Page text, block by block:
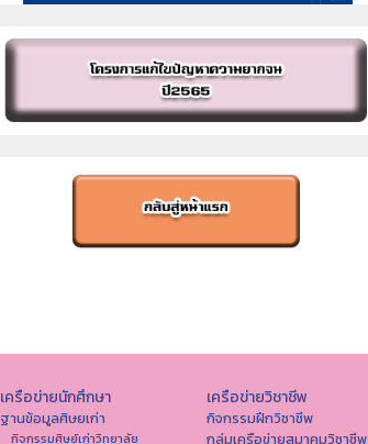
เครือข่ายนักศึกษา
ฐานข้อมูลศิษยเก่า
กิจกรรมศิษย์เก่าวิทยาลัย
เครือข่ายวิชาชีพ
กิจกรรมฝึกวิชาชีพ
กลุ่มเครือข่ายสมาคมวิชาชีพ